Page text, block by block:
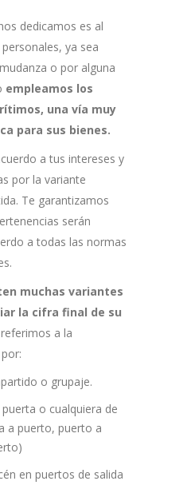
dedicamos es al
ya sea
o por alguna
empleamos los
una vía muy
para sus bienes.
a tus intereses y
por la variante
Te garantizamos
serán
a todas las normas
muchas variantes
la cifra final de su
a la
o grupaje.
o cualquiera de
a puerto, puerto a
en puertos de salida